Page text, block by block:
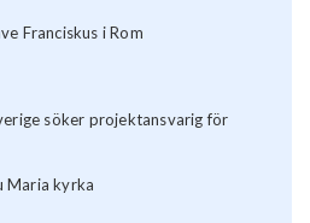
Franciskus i Rom
söker projektansvarig för
Maria kyrka